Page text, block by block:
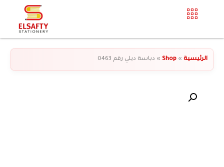
الرئيسية »
Shop
» دباسة ديلي رقم 0463